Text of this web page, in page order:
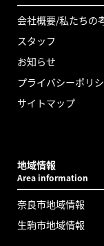
会社概要/私たちの
スタッフ
お知らせ
プライバシーポリ
サイトマップ
地域情報
Area information
奈良市地域情報
生駒市地域情報